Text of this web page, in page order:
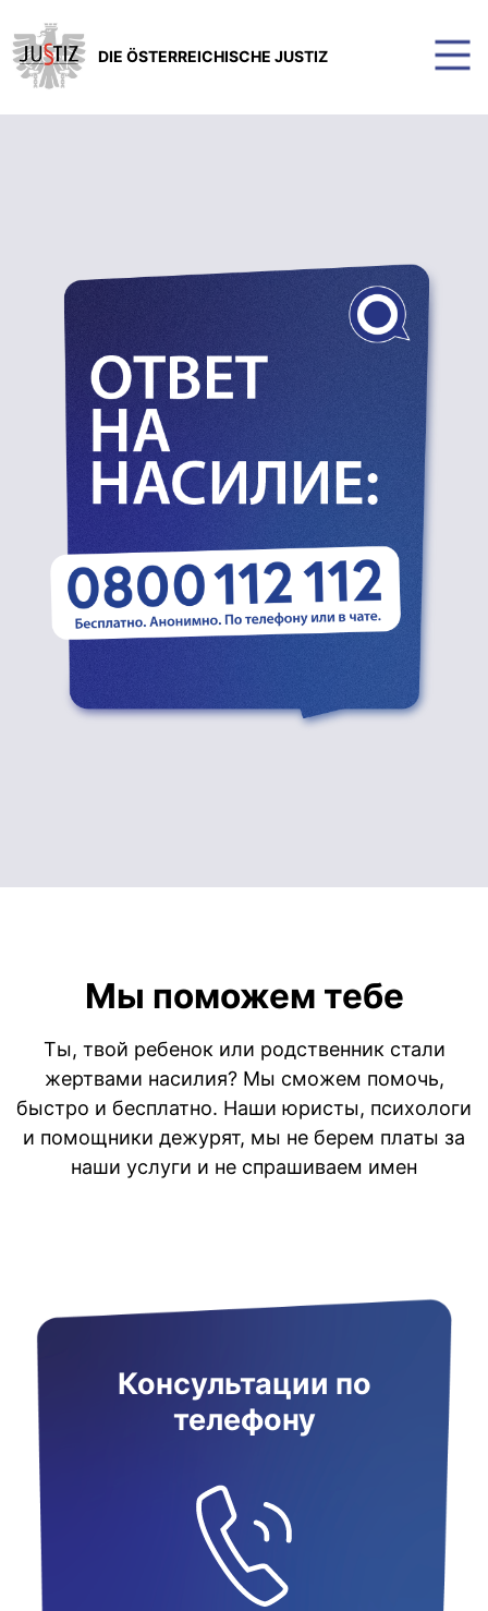
DIE ÖSTERREICHISCHE JUSTIZ
Мы поможем тебе
Ты, твой ребенок или родственник стали
жертвами насилия? Мы сможем помочь,
быстро и бесплатно. Наши юристы, психологи
и помощники дежурят, мы не берем платы за
наши услуги и не спрашиваем имен
Консультации по
телефону